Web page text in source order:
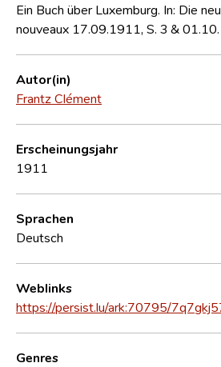
Forschungsgruppe
Ein Buch über Luxemburg. In: Die
nouveaux 17.09.1911, S. 3 &
Autor(in)
Frantz Clément
Erscheinungsjahr
1911
Sprachen
Deutsch
Weblinks
https://persist.lu/ark:70795/
Genres